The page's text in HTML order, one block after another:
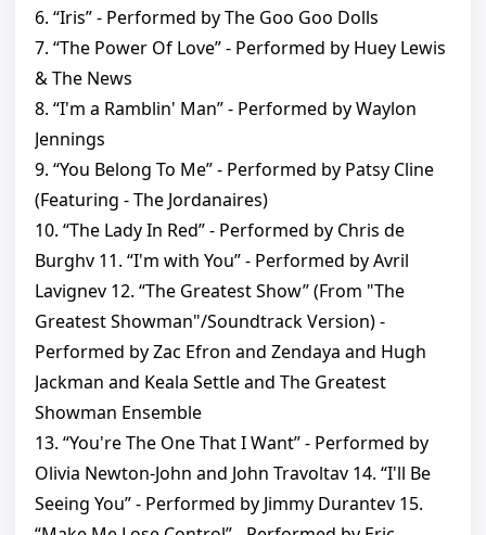
6. “Iris” - Performed by The Goo Goo Dolls
7. “The Power Of Love” - Performed by Huey Lewis
& The News
8. “I'm a Ramblin' Man” - Performed by Waylon
Jennings
9. “You Belong To Me” - Performed by Patsy Cline
(Featuring - The Jordanaires)
10. “The Lady In Red” - Performed by Chris de
Burghv 11. “I'm with You” - Performed by Avril
Lavignev 12. “The Greatest Show” (From "The
Greatest Showman"/Soundtrack Version) -
Performed by Zac Efron and Zendaya and Hugh
Jackman and Keala Settle and The Greatest
Showman Ensemble
13. “You're The One That I Want” - Performed by
Olivia Newton-John and John Travoltav 14. “I'll Be
Seeing You” - Performed by Jimmy Durantev 15.